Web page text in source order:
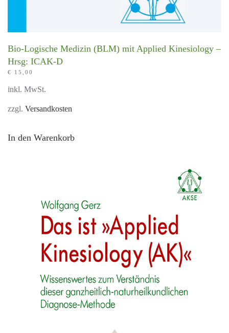
Bio-Logische Medizin (BLM) mit Applied Kinesiology –
Hrsg: ICAK-D
€ 15,00
inkl. MwSt.
zzgl. Versandkosten
In den Warenkorb